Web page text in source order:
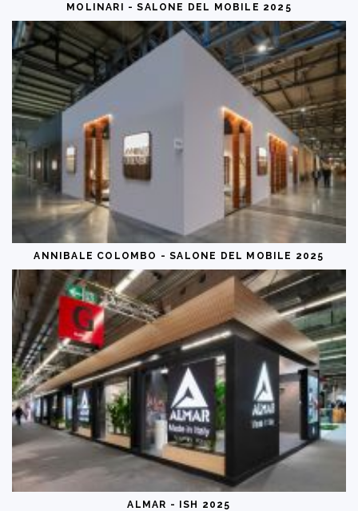
MOLINARI - SALONE DEL MOBILE 2025
ANNIBALE COLOMBO - SALONE DEL MOBILE 2025
ALMAR - ISH 2025